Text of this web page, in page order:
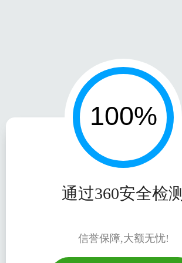
通过360安全检测
信誉保障,大额无忧!